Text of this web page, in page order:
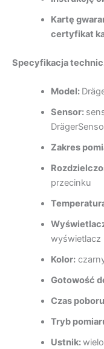
Kartę
certyfikat
Specyfikacja
Model:
Sensor:
Zakres
przecinku
wyświetlacz
Kolor:
Gotowość
Czas
Tryb
Ustnik: